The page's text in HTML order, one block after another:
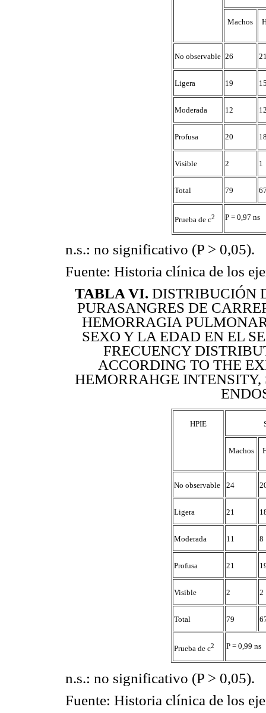
Machos
No observable 26
Ligera 19
Moderada 12
Profusa 20
Visible 2 1
Total 79
Prueba de c2 P = 0,97 ns
n.s.: no significativo (P > 0,05).
Fuente: Historia clínica de los
TABLA VI. DISTRIBUCIÓN
PURASANGRES DE
HEMORRAGIA
SEXO Y LA EDAD EN EL
FRECUENCY
ACCORDING TO THE
HEMORRAHGE
HPIE
Machos
No observable 24
Ligera 21
Moderada 11 8
Profusa 21
Visible 2 2
Total 79
Prueba de c2 P = 0,99 ns
n.s.: no significativo (P > 0,05).
Fuente: Historia clínica de los